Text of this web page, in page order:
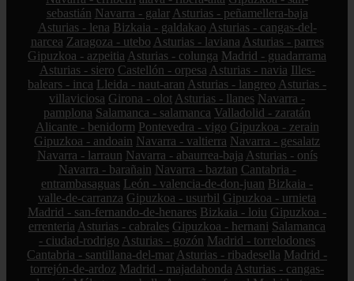
sebastián Navarra - galar Asturias - peñamellera-baja
Asturias - lena Bizkaia - galdakao Asturias - cangas-del-
narcea Zaragoza - utebo Asturias - laviana Asturias - parres
Gipuzkoa - azpeitia Asturias - colunga Madrid - guadarrama
Asturias - siero Castellón - orpesa Asturias - navia Illes-
balears - inca Lleida - naut-aran Asturias - langreo Asturias -
villaviciosa Girona - olot Asturias - llanes Navarra -
pamplona Salamanca - salamanca Valladolid - zaratán
Alicante - benidorm Pontevedra - vigo Gipuzkoa - zerain
Gipuzkoa - andoain Navarra - valtierra Navarra - gesalatz
Navarra - larraun Navarra - abaurrea-baja Asturias - onís
Navarra - barañain Navarra - baztan Cantabria -
entrambasaguas León - valencia-de-don-juan Bizkaia -
valle-de-carranza Gipuzkoa - usurbil Gipuzkoa - urnieta
Madrid - san-fernando-de-henares Bizkaia - loiu Gipuzkoa -
errenteria Asturias - cabrales Gipuzkoa - hernani Salamanca
- ciudad-rodrigo Asturias - gozón Madrid - torrelodones
Cantabria - santillana-del-mar Asturias - ribadesella Madrid -
torrejón-de-ardoz Madrid - majadahonda Asturias - cangas-